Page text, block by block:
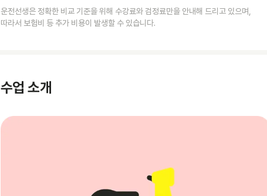
운전선생은 정확한 비교 기준을 위해 수강료와 검정료만을 안내해 드리고 있으며,
따라서 보험비 등 추가 비용이 발생할 수 있습니다.
수업 소개